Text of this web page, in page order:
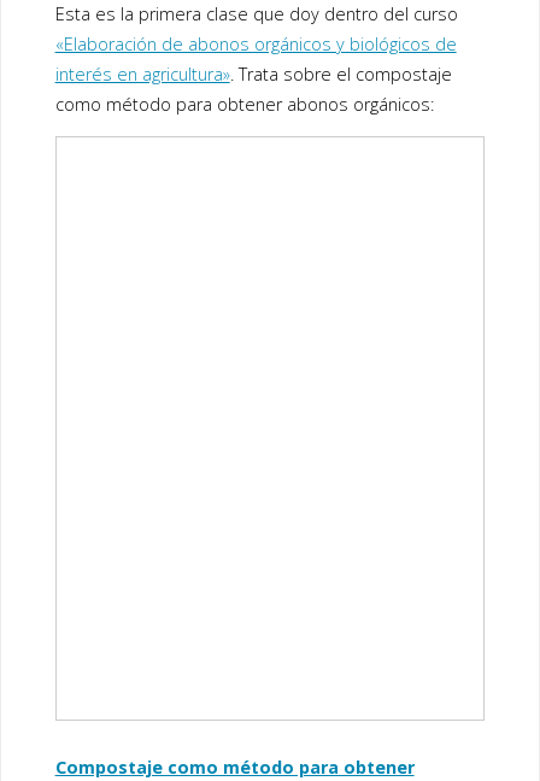
Esta es la primera clase que doy dentro del curso
«Elaboración de abonos orgánicos y biológicos de
interés en agricultura». Trata sobre el compostaje
como método para obtener abonos orgánicos:
Compostaje como método para obtener